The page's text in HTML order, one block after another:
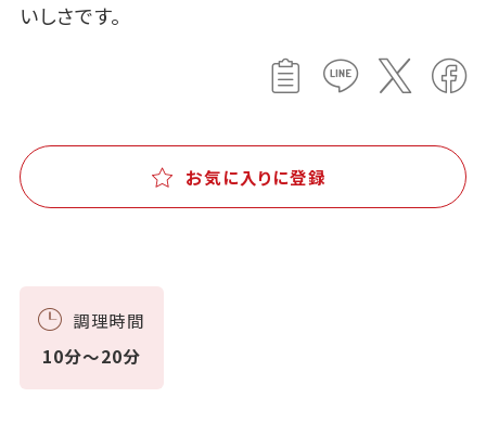
いしさです。
お気に入りに登録
調理時間
10分～20分